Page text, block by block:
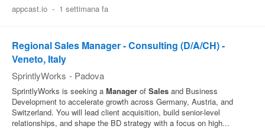
appcast.io - 1 settimana fa
Regional Sales Manager - Consulting (D/A/CH) -
Veneto, Italy
SprintlyWorks - Padova
SprintlyWorks is seeking a Manager of Sales and Business
Development to accelerate growth across Germany, Austria, and
Switzerland. You will lead client acquisition, build senior-level
relationships, and shape the BD strategy with a focus on high...